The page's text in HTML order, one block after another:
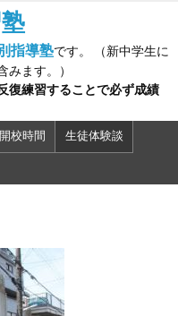
指導塾です。 （新中学生に
みます。）
復練習することで必ず成績
校時間 生徒体験談